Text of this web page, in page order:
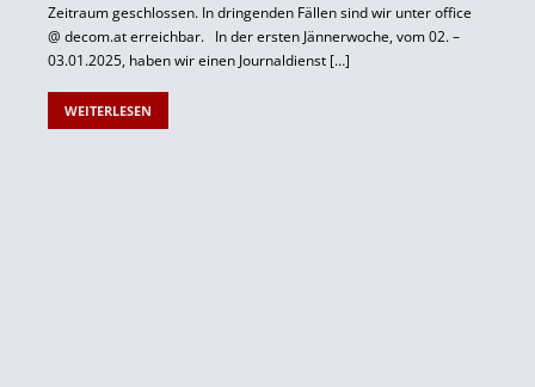
Zeitraum geschlossen. In dringenden Fällen sind wir unter office
@ decom.at erreichbar. In der ersten Jännerwoche, vom 02. –
03.01.2025, haben wir einen Journaldienst […]
WEITERLESEN